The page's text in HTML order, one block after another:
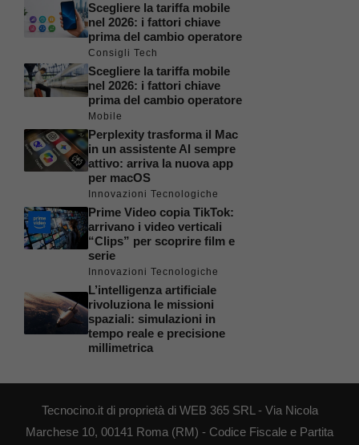
Scegliere la tariffa mobile
nel 2026: i fattori chiave
prima del cambio operatore
Consigli Tech
Scegliere la tariffa mobile
nel 2026: i fattori chiave
prima del cambio operatore
Mobile
Perplexity trasforma il Mac
in un assistente AI sempre
attivo: arriva la nuova app
per macOS
Innovazioni Tecnologiche
Prime Video copia TikTok:
arrivano i video verticali
“Clips” per scoprire film e
serie
Innovazioni Tecnologiche
L’intelligenza artificiale
rivoluziona le missioni
spaziali: simulazioni in
tempo reale e precisione
millimetrica
Tecnocino.it di proprietà di WEB 365 SRL - Via Nicola
Marchese 10, 00141 Roma (RM) - Codice Fiscale e Partita